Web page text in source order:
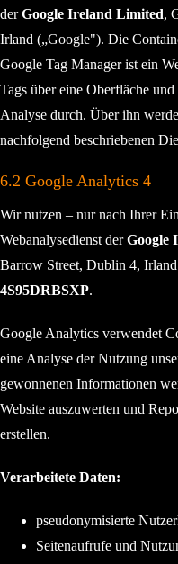
derGoogle Ireland Limited,
Irland („Google"). Die
Google Tag Manager ist ein
Tags über eine Oberfläche
Analyse durch. Über ihn
nachfolgend beschriebenen
6.2 Google Analytics 4
Wir nutzen – nur nach Ihrer
Webanalysedienst derGoogle
Barrow Street, Dublin 4,
4S95DRBSXP.
Google Analytics verwendet
eine Analyse der Nutzung
gewonnenen Informationen
Website auszuwerten und
erstellen.
Verarbeitete Daten:
pseudonymisierte
Seitenaufrufe und